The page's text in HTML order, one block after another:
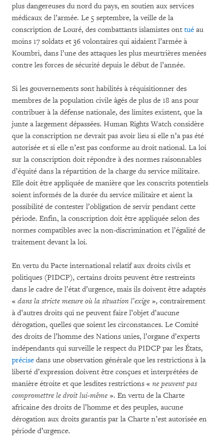
plus dangereuses du nord du pays, en soutien aux services
médicaux de l’armée. Le 5 septembre, la veille de la
conscription de Louré, des combattants islamistes ont tué au
moins 17 soldats et 36 volontaires qui aidaient l’armée à
Koumbri, dans l’une des attaques les plus meurtrières menées
contre les forces de sécurité depuis le début de l’année.
Si les gouvernements sont habilités à réquisitionner des
membres de la population civile âgés de plus de 18 ans pour
contribuer à la défense nationale, des limites existent, que la
junte a largement dépassées. Human Rights Watch considère
que la conscription ne devrait pas avoir lieu si elle n’a pas été
autorisée et si elle n’est pas conforme au droit national. La loi
sur la conscription doit répondre à des normes raisonnables
d’équité dans la répartition de la charge du service militaire.
Elle doit être appliquée de manière que les conscrits potentiels
soient informés de la durée du service militaire et aient la
possibilité de contester l’obligation de servir pendant cette
période. Enfin, la conscription doit être appliquée selon des
normes compatibles avec la non-discrimination et l’égalité de
traitement devant la loi.
En vertu du Pacte international relatif aux droits civils et
politiques (PIDCP), certains droits peuvent être restreints
dans le cadre de l’état d’urgence, mais ils doivent être adaptés
« dans la stricte mesure où la situation l’exige », contrairement
à d’autres droits qui ne peuvent faire l’objet d’aucune
dérogation, quelles que soient les circonstances. Le Comité
des droits de l’homme des Nations unies, l’organe d’experts
indépendants qui surveille le respect du PIDCP par les États,
précise dans une observation générale que les restrictions à la
liberté d’expression doivent être conçues et interprétées de
manière étroite et que lesdites restrictions « ne peuvent pas
compromettre le droit lui-même ». En vertu de la Charte
africaine des droits de l’homme et des peuples, aucune
dérogation aux droits garantis par la Charte n’est autorisée en
période d’urgence.